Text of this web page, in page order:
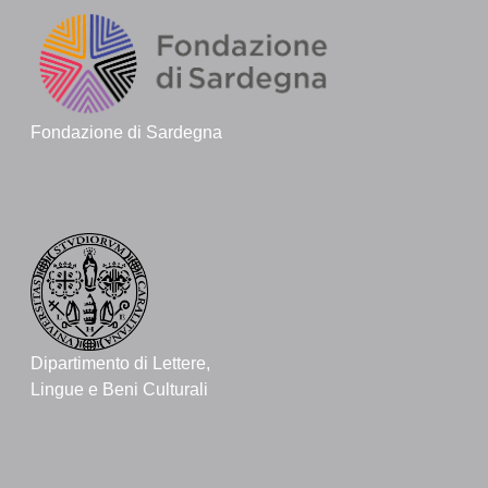
Fondazione di Sardegna
Dipartimento di Lettere,
Lingue e Beni Culturali